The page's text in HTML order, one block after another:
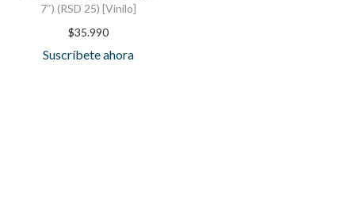
7″) (RSD 25) [Vinilo]
$35.990
Suscríbete ahora